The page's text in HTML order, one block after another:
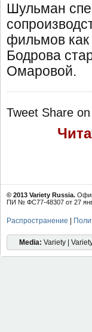
Шульман
фильмов как
Бодрова
Омаровой.
Tweet Share
© 2013 Variety Russia.
ПИ № ФС77-48307 от 27
Распространение
Media: Variety |